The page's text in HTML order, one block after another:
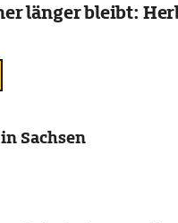
länger bleibt:
Sachsen